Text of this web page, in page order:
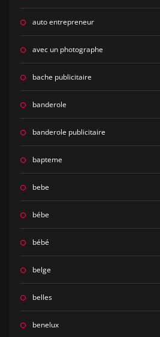
auto entrepreneur
avec un photographe
bache publicitaire
banderole
banderole publicitaire
bapteme
bebe
bébe
bébé
belge
belles
benelux